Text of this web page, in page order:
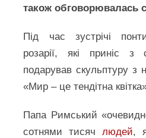
також обговорювалась
Під час зустрічі
розарії, які приніс
подарував скульптуру з
«Мир – це тендітна
Папа Римський
сотнями тисячлюдей,